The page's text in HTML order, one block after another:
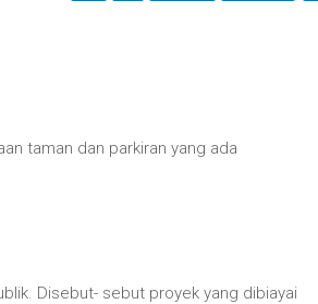
taman dan parkiran yang ada
Disebut- sebut proyek yang dibiayai